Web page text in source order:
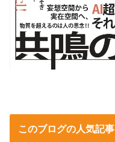
このブログの人気記事